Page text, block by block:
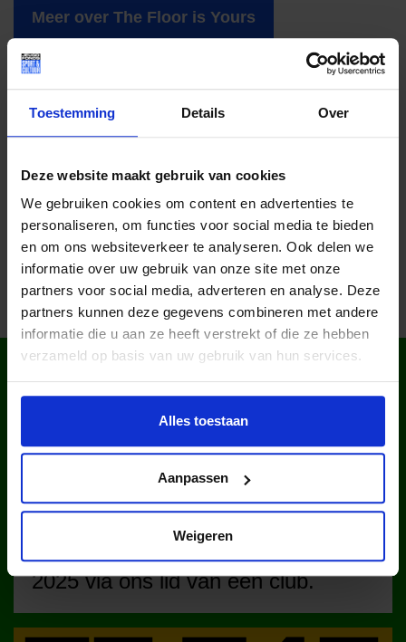
Toestemming Details Over
Deze website maakt gebruik van cookies
We gebruiken cookies om content en advertenties te
personaliseren, om functies voor social media te bieden
en om ons websiteverkeer te analyseren. Ook delen we
informatie over uw gebruik van onze site met onze
partners voor social media, adverteren en analyse. Deze
partners kunnen deze gegevens combineren met andere
informatie die u aan ze heeft verstrekt of die ze hebben
verzameld op basis van uw gebruik van hun services.
Alles toestaan
Aanpassen
Weigeren
Meer over The Floor is Yours
Deel dit bericht op social media!
WIST JE DAT IN
NEDERLAND?
kinderen en jongeren werden in
2025 via ons lid van een club.